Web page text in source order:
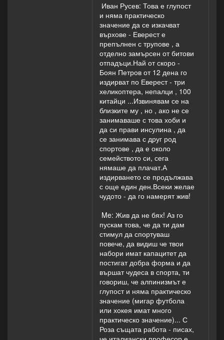
Иван Русев: Това е глупост
и няма практическо
значение да се изкачват
върхове - Еверест е
препълнен с трупове , а
отделно замърсен от битови
отпадъци.Най от скоро -
Боян Петров от 12 дена го
издирват по Еверест - три
хеликоптера, непалци , 100
китайци ...Извинявам се на
близките му , но , ако не се
занимаваше с това хоби и
да си прави инсулина , да
се занимава с друг род
спортове , да е около
семейството си, сега
нямаше да плачат.А
издирването се продължава
с още един ден.Всеки желае
чудото - да го намерят жив!
Me: Жив да не бях! Аз го
пускам това, че да ти дам
стимул да спортуваш
повече, да видиш че твои
набори имат капацитет да
постигат добра форма и да
вършат чудеса в спорта, ти
говориш, че алпинизмът е
глупост и няма практическо
значение (мигар футбола
или хокея имат много
практическо значение)... С
Роза същата работа - писах,